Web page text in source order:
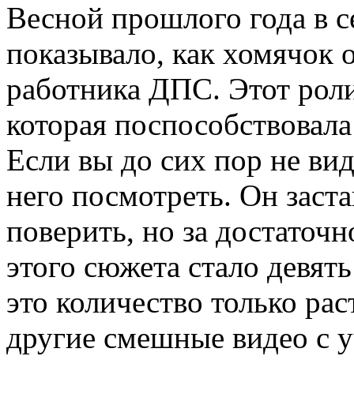
Весной прошлого года в
показывало, как хомячок
работника ДПС. Этот
которая
Если вы до сих пор не
него посмотреть. Он
поверить, но за
этого сюжета стало
это количество только
другие смешные видео с